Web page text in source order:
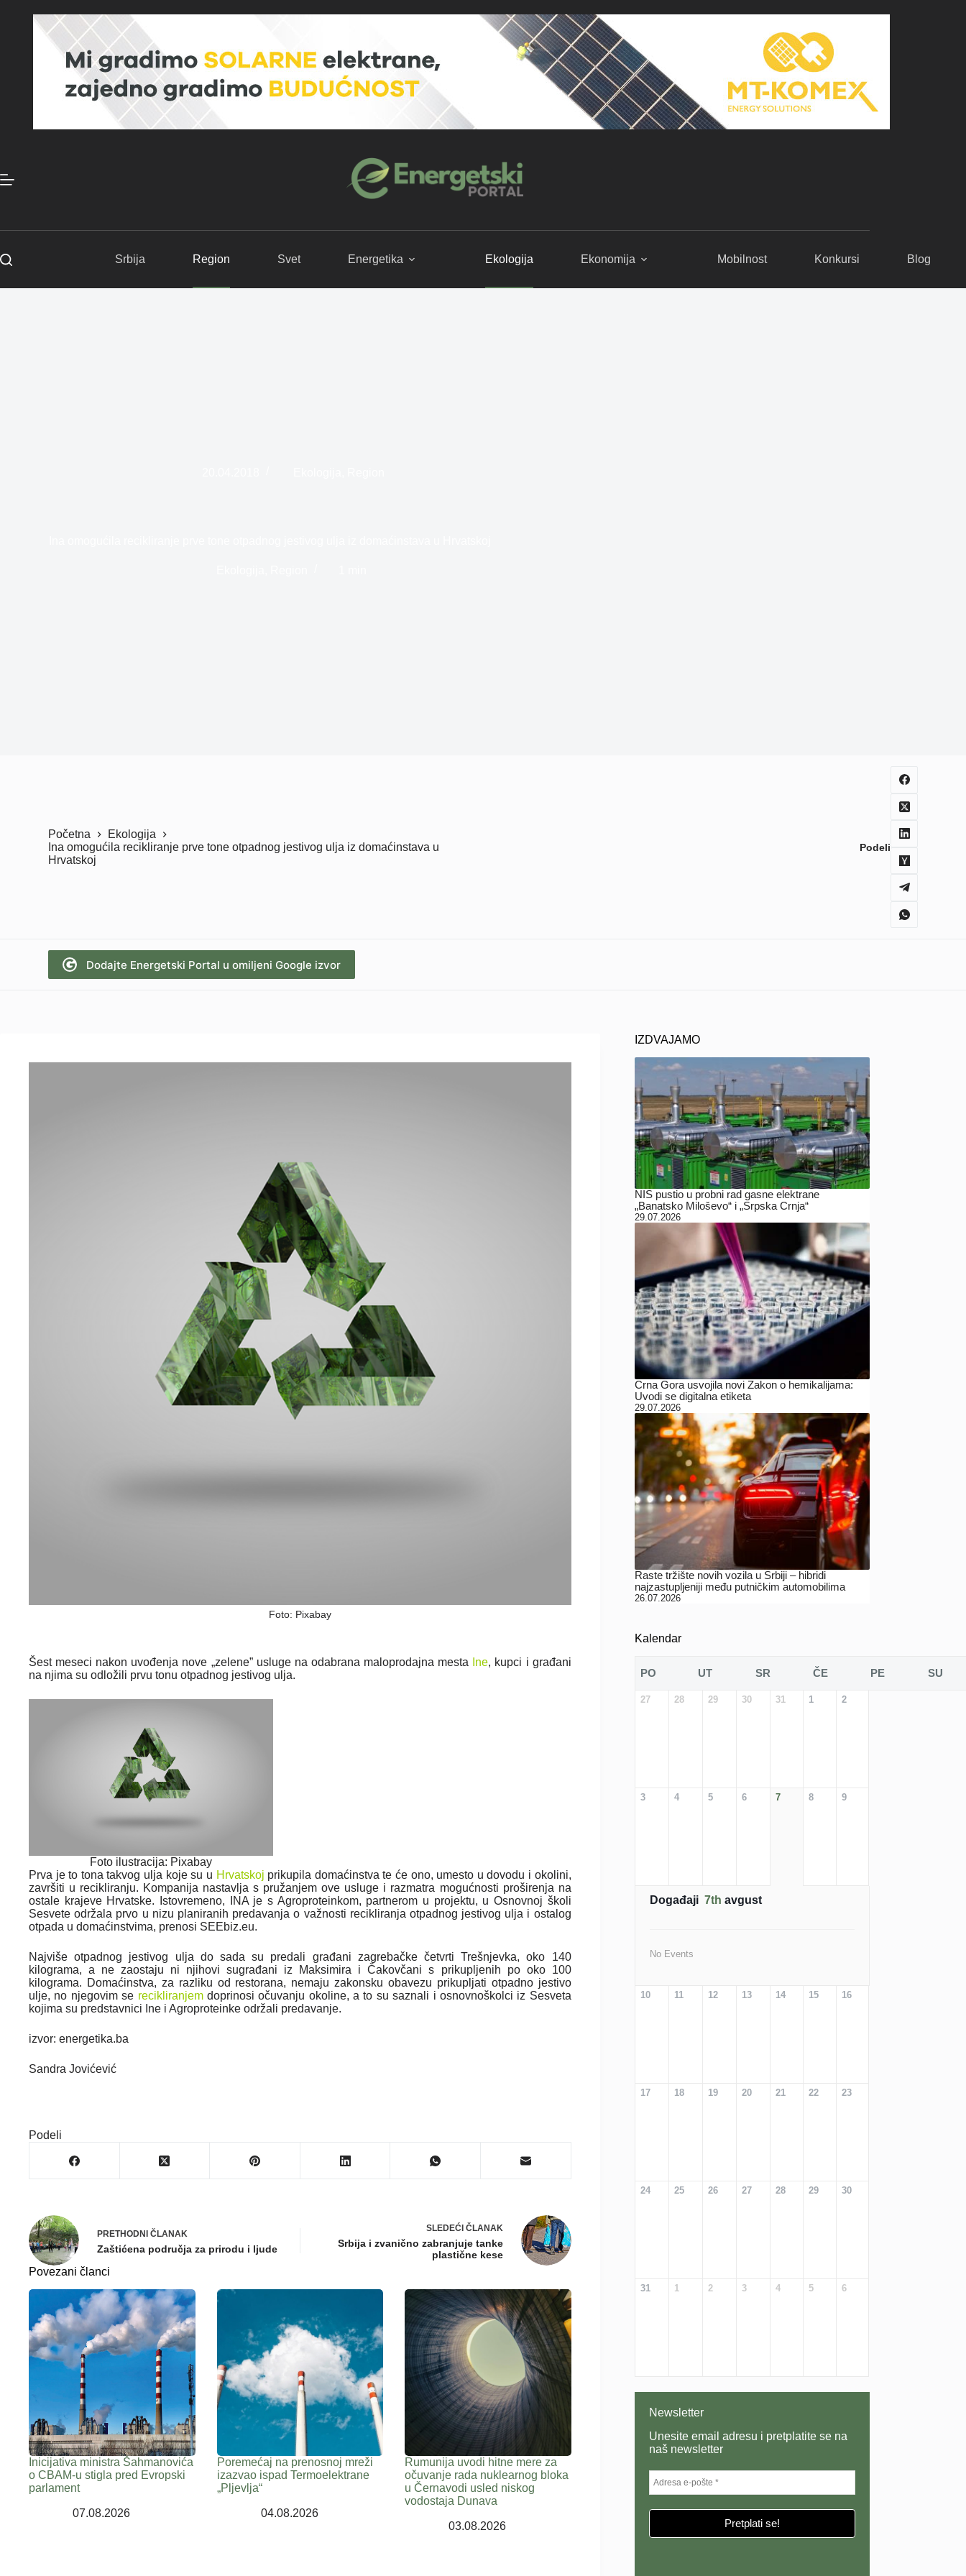
Srbija Region Svet Energetika Ekologija Ekonomija Mobilnost Konkursi Blog
Početna
Ekologija
Ina omogućila recikliranje prve tone otpadnog jestivog ulja iz domaćinstava u
Hrvatskoj
Podeli
Dodajte Energetski Portal u omiljeni Google izvor
Foto: Pixabay
Šest meseci nakon uvođenja nove „zelene” usluge na odabrana maloprodajna mesta Ine, kupci i građani
na njima su odložili prvu tonu otpadnog jestivog ulja.
Foto ilustracija: Pixabay
Prva je to tona takvog ulja koje su u Hrvatskoj prikupila domaćinstva te će ono, umesto u dovodu i okolini,
završiti u recikliranju. Kompanija nastavlja s pružanjem ove usluge i razmatra mogućnosti proširenja na
ostale krajeve Hrvatske. Istovremeno, INA je s Agroproteinkom, partnerom u projektu, u Osnovnoj školi
Sesvete održala prvo u nizu planiranih predavanja o važnosti recikliranja otpadnog jestivog ulja i ostalog
otpada u domaćinstvima, prenosi SEEbiz.eu.
Najviše otpadnog jestivog ulja do sada su predali građani zagrebačke četvrti Trešnjevka, oko 140
kilograma, a ne zaostaju ni njihovi sugrađani iz Maksimira i Čakovčani s prikupljenih po oko 100
kilograma. Domaćinstva, za razliku od restorana, nemaju zakonsku obavezu prikupljati otpadno jestivo
ulje, no njegovim se recikliranjemdoprinosi očuvanju okoline, a to su saznali i osnovnoškolci iz Sesveta
kojima su predstavnici Ine i Agroproteinke održali predavanje.
izvor: energetika.ba
Sandra Jovićević
Podeli
PRETHODNI ČLANAK
Zaštićena područja za prirodu i ljude
SLEDEĆI ČLANAK
Srbija i zvanično zabranjuje tanke
plastične kese
Povezani članci
Inicijativa ministra Šahmanovića
o CBAM-u stigla pred Evropski
parlament
07.08.2026
Poremećaj na prenosnoj mreži
izazvao ispad Termoelektrane
„Pljevlja“
04.08.2026
Rumunija uvodi hitne mere za
očuvanje rada nuklearnog bloka
u Černavodi usled niskog
vodostaja Dunava
03.08.2026
IZDVAJAMO
NIS pustio u probni rad gasne elektrane
„Banatsko Miloševo“ i „Srpska Crnja“
29.07.2026
Crna Gora usvojila novi Zakon o hemikalijama:
Uvodi se digitalna etiketa
29.07.2026
Raste tržište novih vozila u Srbiji – hibridi
najzastupljeniji među putničkim automobilima
26.07.2026
Kalendar
PO UT SR ČE PE SU
27 28 29 30 31 1 2
3 4 5 6 7 8 9
Događaji 7th avgust
No Events
10 11 12 13 14 15 16
17 18 19 20 21 22 23
24 25 26 27 28 29 30
31 1 2 3 4 5 6
Newsletter
Unesite email adresu i pretplatite se na
naš newsletter